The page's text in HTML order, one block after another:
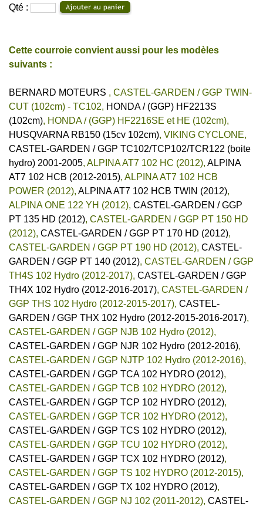
Qté :
Cette courroie convient aussi pour les modèles
suivants :
BERNARD MOTEURS , CASTEL-GARDEN / GGP TWIN-
CUT (102cm) - TC102, HONDA / (GGP) HF2213S
(102cm), HONDA / (GGP) HF2216SE et HE (102cm),
HUSQVARNA RB150 (15cv 102cm), VIKING CYCLONE,
CASTEL-GARDEN / GGP TC102/TCP102/TCR122 (boite
hydro) 2001-2005, ALPINA AT7 102 HC (2012), ALPINA
AT7 102 HCB (2012-2015), ALPINA AT7 102 HCB
POWER (2012), ALPINA AT7 102 HCB TWIN (2012),
ALPINA ONE 122 YH (2012), CASTEL-GARDEN / GGP
PT 135 HD (2012), CASTEL-GARDEN / GGP PT 150 HD
(2012), CASTEL-GARDEN / GGP PT 170 HD (2012),
CASTEL-GARDEN / GGP PT 190 HD (2012), CASTEL-
GARDEN / GGP PT 140 (2012), CASTEL-GARDEN / GGP
TH4S 102 Hydro (2012-2017), CASTEL-GARDEN / GGP
TH4X 102 Hydro (2012-2016-2017), CASTEL-GARDEN /
GGP THS 102 Hydro (2012-2015-2017), CASTEL-
GARDEN / GGP THX 102 Hydro (2012-2015-2016-2017),
CASTEL-GARDEN / GGP NJB 102 Hydro (2012),
CASTEL-GARDEN / GGP NJR 102 Hydro (2012-2016),
CASTEL-GARDEN / GGP NJTP 102 Hydro (2012-2016),
CASTEL-GARDEN / GGP TCA 102 HYDRO (2012),
CASTEL-GARDEN / GGP TCB 102 HYDRO (2012),
CASTEL-GARDEN / GGP TCP 102 HYDRO (2012),
CASTEL-GARDEN / GGP TCR 102 HYDRO (2012),
CASTEL-GARDEN / GGP TCS 102 HYDRO (2012),
CASTEL-GARDEN / GGP TCU 102 HYDRO (2012),
CASTEL-GARDEN / GGP TCX 102 HYDRO (2012),
CASTEL-GARDEN / GGP TS 102 HYDRO (2012-2015),
CASTEL-GARDEN / GGP TX 102 HYDRO (2012),
CASTEL-GARDEN / GGP NJ 102 (2011-2012), CASTEL-